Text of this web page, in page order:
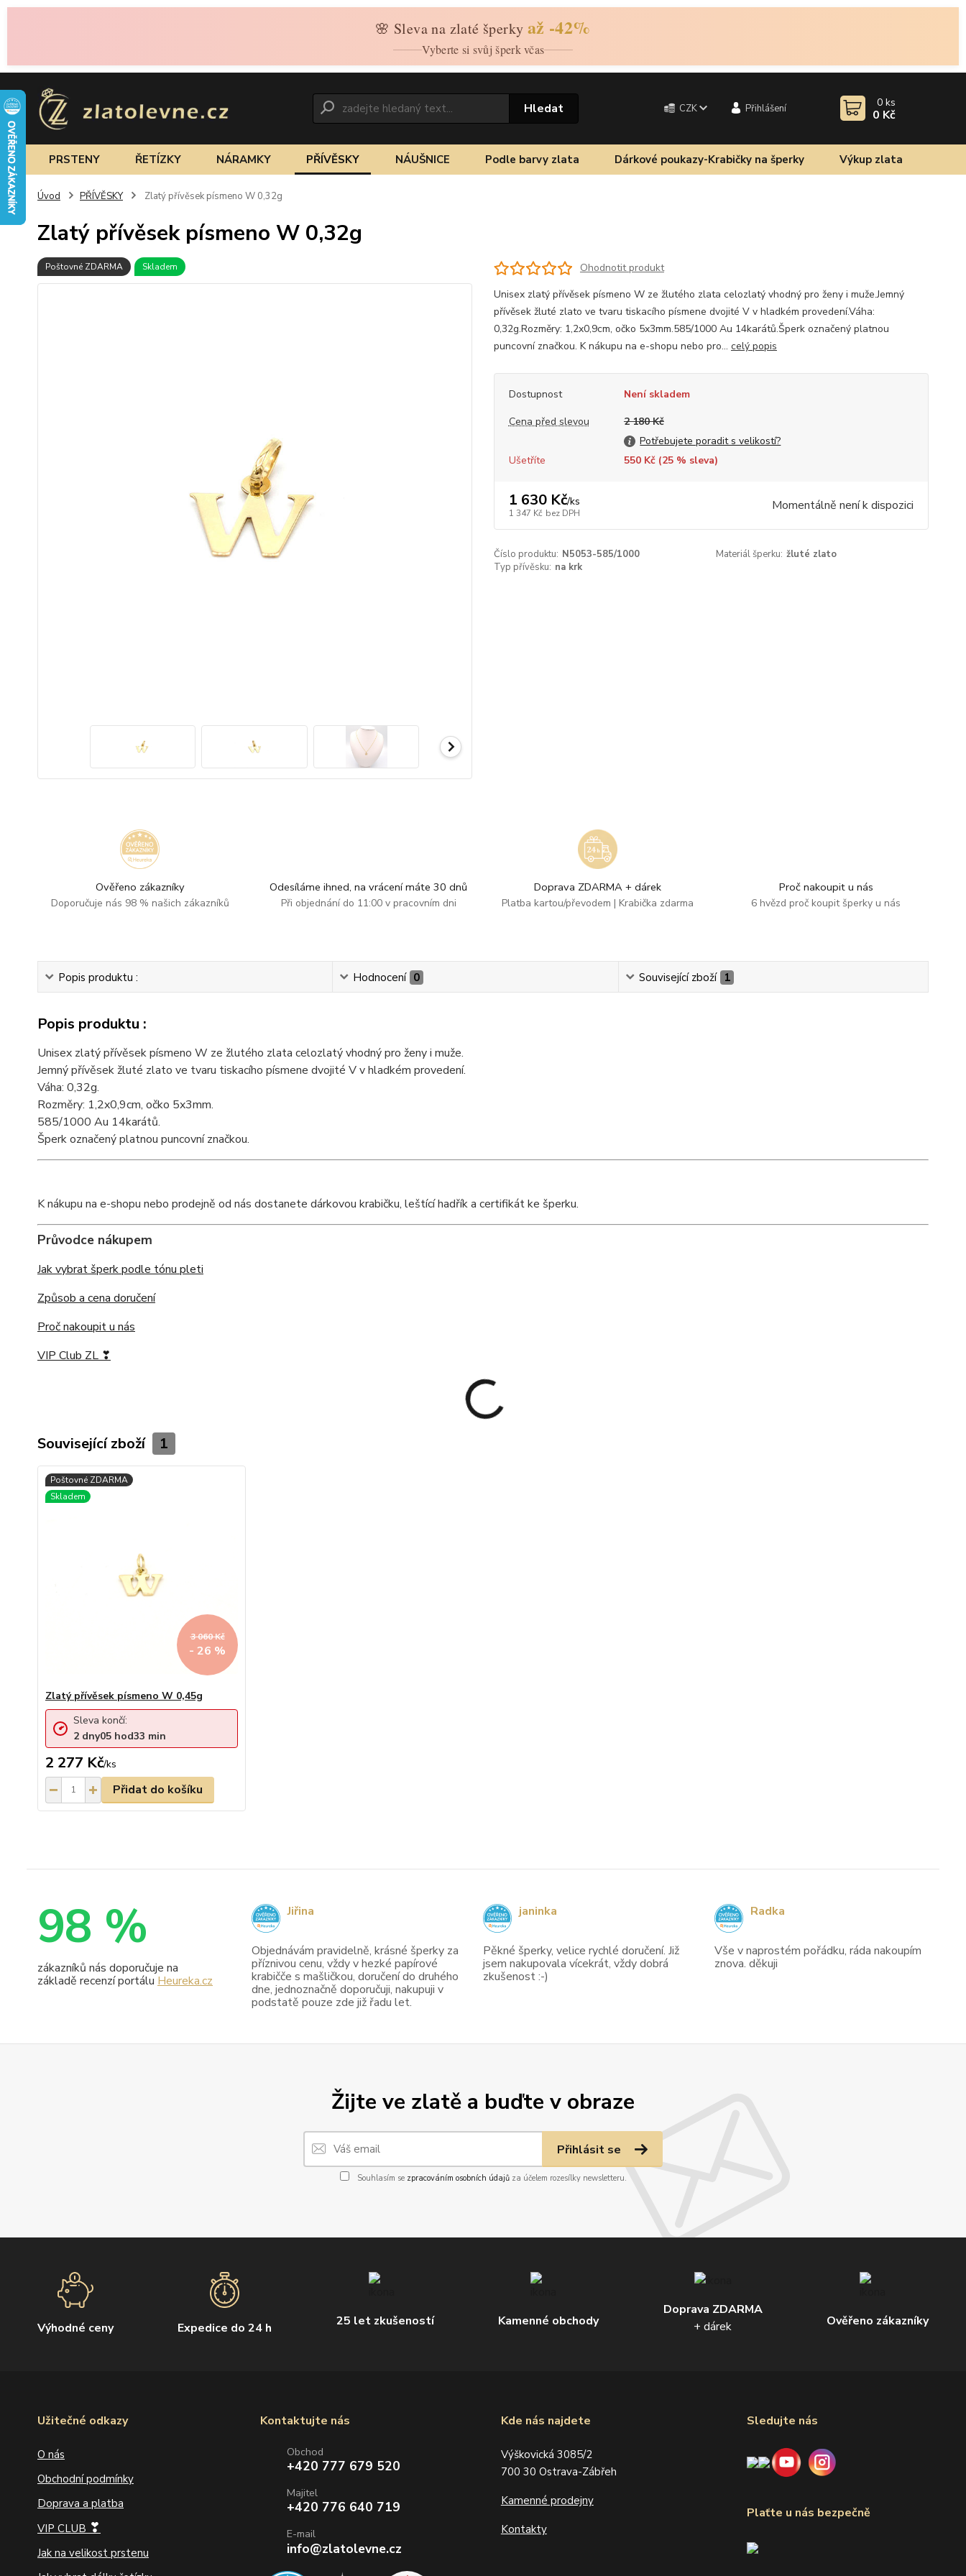
🌸 Sleva na zlaté šperky až -42%
Vyberte si svůj šperk včas
CZK Přihlášení
Hledat 0 ks
0 Kč
PRSTENY ŘETÍZKY NÁRAMKY PŘÍVĚSKY NÁUŠNICE Podle barvy zlata Dárkové poukazy-Krabičky na šperky Výkup zlata
Úvod PŘÍVĚSKY Zlatý přívěsek písmeno W 0,32g
Zlatý přívěsek písmeno W 0,32g
Poštovné ZDARMA Skladem
Ohodnotit produkt
Unisex zlatý přívěsek písmeno W ze žlutého zlata celozlatý vhodný pro ženy i muže.Jemný
přívěsek žluté zlato ve tvaru tiskacího písmene dvojité V v hladkém provedení.Váha:
0,32g.Rozměry: 1,2x0,9cm, očko 5x3mm.585/1000 Au 14karátů.Šperk označený platnou
puncovní značkou. K nákupu na e-shopu nebo pro... celý popis
Dostupnost
Není skladem
Cena před slevou
2 180 Kč
Potřebujete poradit s velikostí?
Ušetříte
550 Kč (25% sleva)
1 630 Kč/ks
1 347 Kč bez DPH Momentálně není k dispozici
Číslo produktu: N5053-585/1000 Materiál šperku: žluté zlato
Typ přívěsku: na krk
Ověřeno zákazníky
Doporučuje nás 98 % našich zákazníků
Odesíláme ihned, na vrácení máte 30 dnů
Při objednání do 11:00 v pracovním dni
Doprava ZDARMA + dárek
Platba kartou/převodem | Krabička zdarma
Proč nakoupit u nás
6 hvězd proč koupit šperky u nás
Popis produktu : Hodnocení 0 Související zboží 1
Popis produktu :
Unisex zlatý přívěsek písmeno W ze žlutého zlata celozlatý vhodný pro ženy i muže.
Jemný přívěsek žluté zlato ve tvaru tiskacího písmene dvojité V v hladkém provedení.
Váha: 0,32g.
Rozměry: 1,2x0,9cm, očko 5x3mm.
585/1000 Au 14karátů.
Šperk označený platnou puncovní značkou.
K nákupu na e-shopu nebo prodejně od nás dostanete dárkovou krabičku, leštící hadřík a certifikát ke šperku.
Průvodce nákupem
Jak vybrat šperk podle tónu pleti
Způsob a cena doručení
Proč nakoupit u nás
VIP Club ZL ❣
Související zboží 1
3 060 Kč
- 26 %
Zlatý přívěsek písmeno W 0,45g
2 277 Kč/ks
Sleva končí:
2 dny05 hod33 min
Přidat do košíku
Žijte ve zlatě a buďte v obraze
Přihlásit se
Souhlasím se zpracováním osobních údajůza účelem rozesílky newsletteru.
Výhodné ceny Expedice do 24 h 25 let zkušeností Kamenné obchody
Doprava ZDARMA
+ dárek
Ověřeno zákazníky
Užitečné odkazy
O nás
Obchodní podmínky
Doprava a platba
VIP CLUB ❣
Jak na velikost prstenu
Kde nás najdete
Výškovická 3085/2
700 30 Ostrava-Zábřeh
Kamenné prodejny
Kontakty
Sledujte nás
Plaťte u nás bezpečně
Kontaktujte nás
Obchod
+420 777 679 520
Majitel
+420 776 640 719
E-mail
info@zlatolevne.cz
98 %
zákazníků nás doporučuje na
základě recenzí portálu Heureka.cz
Objednávám pravidelně, krásné šperky za
příznivou cenu, vždy v hezké papírové
krabičče s mašličkou, doručení do druhého
dne, jednoznačně doporučuji, nakupuji v
podstatě pouze zde již řadu let.
Jiřina
Pěkné šperky, velice rychlé doručení. Již
jsem nakupovala vícekrát, vždy dobrá
zkušenost :-)
janinka
Vše v naprostém pořádku, ráda nakoupím
znova. děkuji
Radka